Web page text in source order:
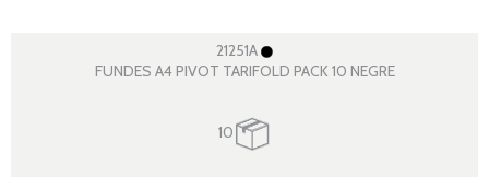
21251A
FUNDES A4 PIVOT TARIFOLD PACK 10 NEGRE
10